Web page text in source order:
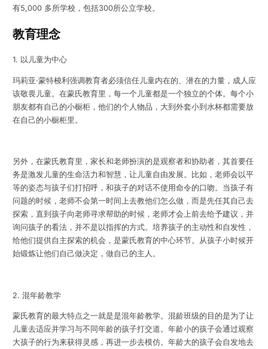
有5,000 多所学校，包括300所公立学校。
教育理念
1. 以儿童为中心
玛莉亚·蒙特梭利强调教育者必须信任儿童内在的、潜在的力量，成人应
该敬畏儿童。在蒙氏教育里，每一个儿童都是一个独立的个体。每个小
朋友都有自己的小橱柜，他们的个人物品，大到外套小到水杯都需要放
在自己的小橱柜里。
另外，在蒙氏教育里，家长和老师扮演的是观察者和协助者，其首要任
务是激发儿童的生命活力和智慧，让儿童自由发展。比如，老师会以平
等的姿态与孩子们打招呼，和孩子的对话不使用命令的口吻。当孩子有
问题的时候，老师不会第一时间上去教他们怎么做，而是先任其自己去
探索，直到孩子向老师寻求帮助的时候，老师才会上前去给予建议，并
询问孩子的看法，并不是以指挥的方式。培养孩子的主动性和自发性，
给他们提供自主探索的机会，是蒙氏教育的中心环节。从孩子小时候开
始锻炼让他们自己做决定，做自己的主人。
2. 混年龄教学
蒙氏教育的最大特点之一就是是混年龄教学。混龄班级的目的是为了让
儿童去适应并学习与不同年龄的孩子打交道。年龄小的孩子会通过观察
大孩子的行为来获得灵感，再进一步去模仿。年龄大的孩子会自发地去